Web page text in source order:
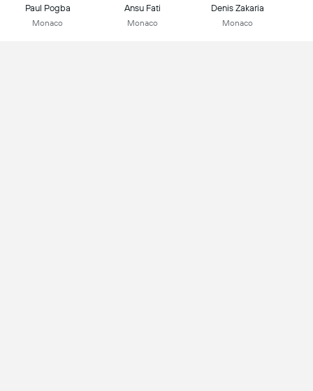
Paul Pogba
Monaco
Ansu Fati
Monaco
Denis Zakaria
Monaco